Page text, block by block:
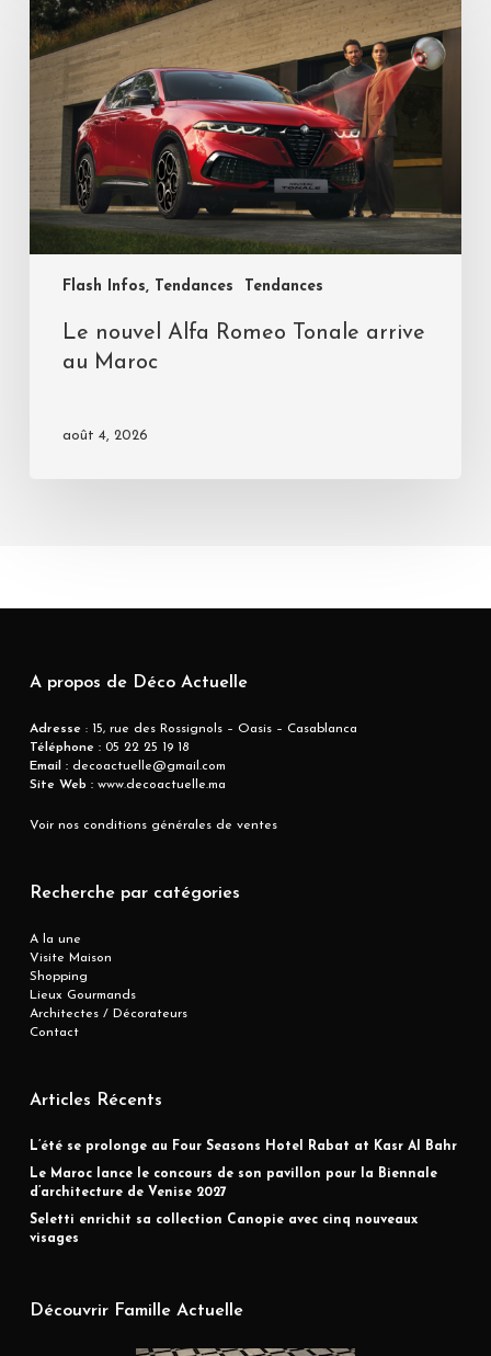
Flash Infos, Tendances Tendances
Le nouvel Alfa Romeo Tonale arrive
au Maroc
août 4, 2026
A propos de Déco Actuelle
Adresse : 15, rue des Rossignols – Oasis – Casablanca
Téléphone :05 22 25 19 18
Email :decoactuelle@gmail.com
Site Web :www.decoactuelle.ma
Voir nos conditions générales de ventes
Recherche par catégories
A la une
Visite Maison
Shopping
Lieux Gourmands
Architectes / Décorateurs
Contact
Articles Récents
L’été se prolonge au Four Seasons Hotel Rabat at Kasr Al Bahr
Le Maroc lance le concours de son pavillon pour la Biennale
d’architecture de Venise 2027
Seletti enrichit sa collection Canopie avec cinq nouveaux
visages
Découvrir Famille Actuelle